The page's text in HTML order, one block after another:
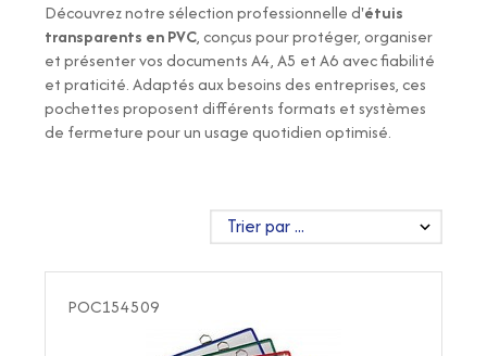
Découvrez notre sélection professionnelle d'étuis
transparents en PVC, conçus pour protéger, organiser
et présenter vos documentsA4,A5 etA6avec fiabilité
et praticité. Adaptés aux besoins des entreprises, ces
pochettes proposent différents formats et systèmes
de fermeture pour un usage quotidien optimisé.
POC154509